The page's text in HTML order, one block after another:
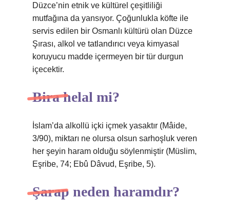
Düzce’nin etnik ve kültürel çeşitliliği
mutfağına da yansıyor. Çoğunlukla köfte ile
servis edilen bir Osmanlı kültürü olan Düzce
Şırası, alkol ve tatlandırıcı veya kimyasal
koruyucu madde içermeyen bir tür durgun
içecektir.
Bira helal mi?
İslam’da alkollü içki içmek yasaktır (Mâide,
3/90), miktarı ne olursa olsun sarhoşluk veren
her şeyin haram olduğu söylenmiştir (Müslim,
Eşribe, 74; Ebû Dâvud, Eşribe, 5).
Şarap neden haramdır?